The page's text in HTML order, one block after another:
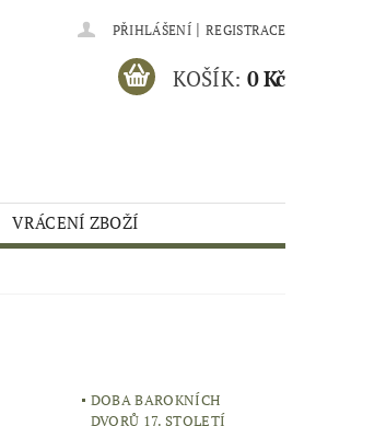
PŘIHLÁŠENÍ | REGISTRACE
KOŠÍK: 0 Kč
VRÁCENÍ ZBOŽÍ
DOBA BAROKNÍCH
DVORŮ 17. STOLETÍ